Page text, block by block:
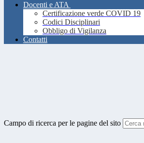
Docenti e ATA
Certificazione verde COVID 19
Codici Disciplinari
Obbligo di Vigilanza
Contatti
Campo di ricerca per le pagine del sito